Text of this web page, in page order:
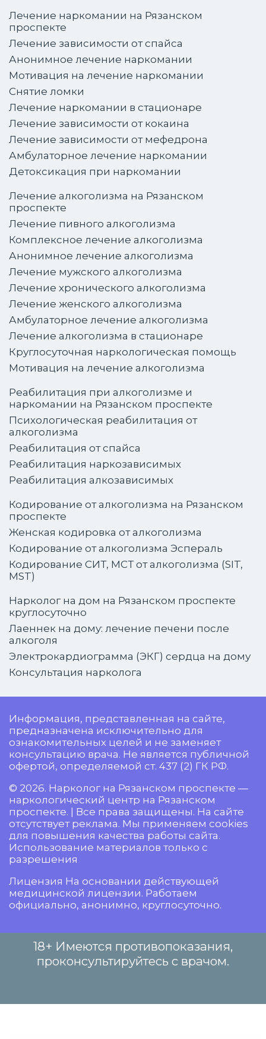
Лечение наркомании на Рязанском
проспекте
Лечение зависимости от спайса
Анонимное лечение наркомании
Мотивация на лечение наркомании
Снятие ломки
Лечение наркомании в стационаре
Лечение зависимости от кокаина
Лечение зависимости от мефедрона
Амбулаторное лечение наркомании
Детоксикация при наркомании
Лечение алкоголизма на Рязанском
проспекте
Лечение пивного алкоголизма
Комплексное лечение алкоголизма
Анонимное лечение алкоголизма
Лечение мужского алкоголизма
Лечение хронического алкоголизма
Лечение женского алкоголизма
Амбулаторное лечение алкоголизма
Лечение алкоголизма в стационаре
Круглосуточная наркологическая помощь
Мотивация на лечение алкоголизма
Реабилитация при алкоголизме и
наркомании на Рязанском проспекте
Психологическая реабилитация от
алкоголизма
Реабилитация от спайса
Реабилитация наркозависимых
Реабилитация алкозависимых
Кодирование от алкоголизма на Рязанском
проспекте
Женская кодировка от алкоголизма
Кодирование от алкоголизма Эспераль
Кодирование СИТ, МСТ от алкоголизма (SIT,
MST)
Нарколог на дом на Рязанском проспекте
круглосуточно
Лаеннек на дому: лечение печени после
алкоголя
Электрокардиограмма (ЭКГ) сердца на дому
Консультация нарколога
Информация, представленная на сайте,
предназначена исключительно для
ознакомительных целей и не заменяет
консультацию врача. Не является публичной
офертой, определяемой ст. 437 (2) ГК РФ.
© 2026. Нарколог на Рязанском проспекте —
наркологический центр на Рязанском
проспекте. | Все права защищены. На сайте
отсутствует реклама. Мы применяем cookies
для повышения качества работы сайта.
Использование материалов только с
разрешения
Лицензия На основании действующей
медицинской лицензии. Работаем
официально, анонимно, круглосуточно.
18+ Имеются противопоказания,
проконсультируйтесь с врачом.